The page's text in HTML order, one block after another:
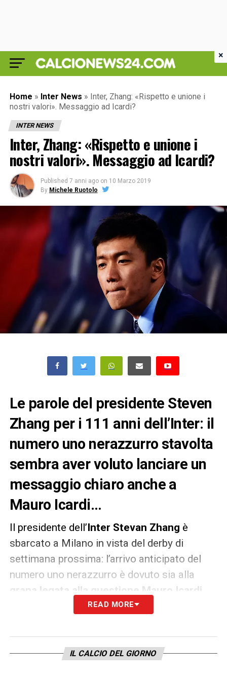
Home » Inter News » Inter, Zhang: «Rispetto e unione i
nostri valori». Messaggio ad Icardi?
INTER NEWS
Inter, Zhang: «Rispetto e unione i
nostri valori». Messaggio ad Icardi?
Published 7 anni ago on 10 Marzo 2019
By Michele Ruotolo
Le parole del presidente Steven
Zhang per i 111 anni dell’Inter: il
numero uno nerazzurro stavolta
sembra aver voluto lanciare un
messaggio chiaro anche a
Mauro Icardi…
Il presidente dell’ Inter Stevan Zhang è
sbarcato a Milano in vista del derby di
settimana prossima: l’arrivo anticipato del
numero uno nerazzurro è dovuto sia alla
grana legata alla questione Mauro Icardi
che dovrebbe essere risolta da domani, sia
anniversario dalla fondazione del club (che
ricorreva ieri). Al sito ufficiale interista,
READ MORE
IL CALCIO DEL GIORNO
×